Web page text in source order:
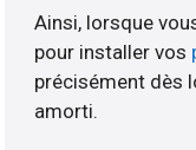
Ainsi, lorsque
pour installer vos
précisément dès
amorti.